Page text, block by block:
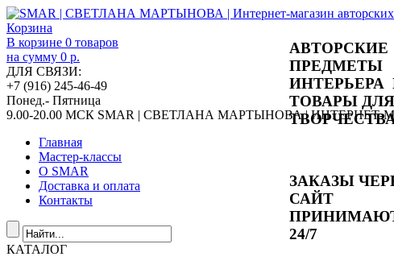
АВТОРСКИЕ
ПРЕДМЕТЫ
ИНТЕРЬЕРА
ТОВАРЫ ДЛЯ
ЗАКАЗЫ
САЙТ
24/7
Корзина
В корзине 0 товаров
на сумму 0 р.
ДЛЯ СВЯЗИ:
+7 (916) 245-46-49
Понед.- Пятница
9.00-20.00 МСК SMAR | СВЕТЛАНА МАРТЫНОВА |
Главная
Мастер-классы
О SMAR
Доставка и оплата
Контакты
КАТАЛОГ